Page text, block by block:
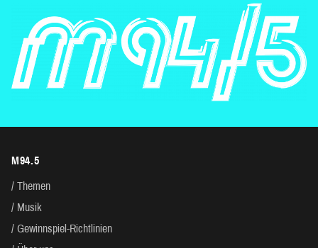
M94.5
Themen
Musik
Gewinnspiel-Richtlinien